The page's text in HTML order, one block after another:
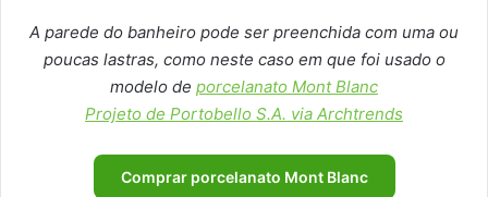
A parede do banheiro pode ser preenchida com uma ou
poucas lastras, como neste caso em que foi usado o
modelo de porcelanato Mont Blanc
Projeto de Portobello S.A. via Archtrends
Comprar porcelanato Mont Blanc